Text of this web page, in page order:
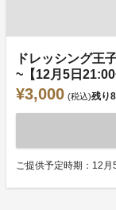
ドレッシング王
~【12月5日
¥3,000 (税込)残り8
ご提供予定時期：12